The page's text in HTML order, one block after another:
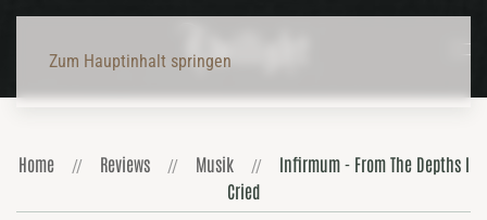
Zum Hauptinhalt springen
Home Reviews Musik
Infirmum - From The Depths I
Cried